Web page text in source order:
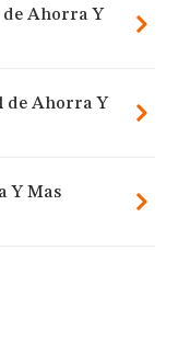
de Ahorra Y
de Ahorra Y
Y Mas